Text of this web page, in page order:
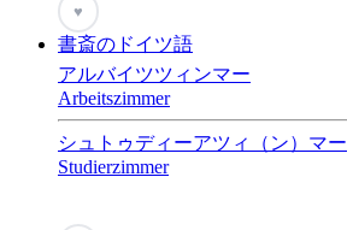
♥
書斎のドイツ語
アルバイツツィンマー
Arbeitszimmer
シュトゥディーアツィ（ン）マー
Studierzimmer